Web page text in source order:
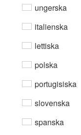
ungerska
italienska
lettiska
polska
portugisiska
slovenska
spanska